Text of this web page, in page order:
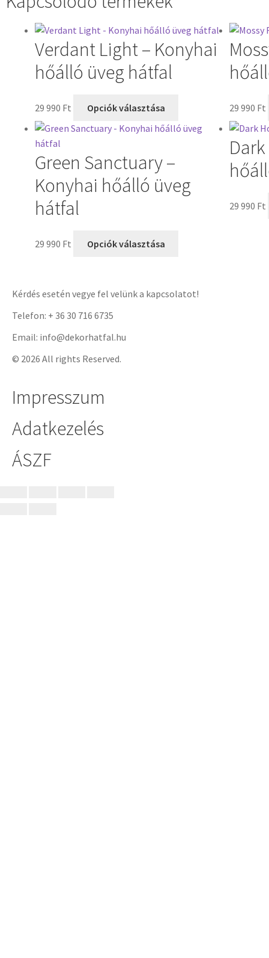
Verdant Light – Konyhai
hőálló üveg hátfal
29 990 Ft Opciók választása 29 990 Ft
Green Sanctuary –
Konyhai hőálló üveg
hátfal
29 990 Ft Opciók választása
29 990 Ft
Kérdés esetén vegye fel velünk a kapcsolatot!
Telefon: + 36 30 716 6735
Email: info@dekorhatfal.hu
© 2026 All rights Reserved.
Impresszum
Adatkezelés
ÁSZF